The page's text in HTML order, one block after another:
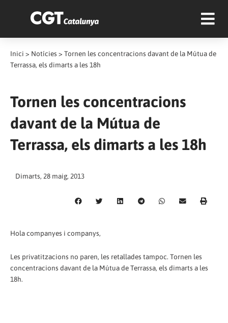
Inici > Notícies > Tornen les concentracions davant de la Mútua de
Terrassa, els dimarts a les 18h
Tornen les concentracions
davant de la Mútua de
Terrassa, els dimarts a les 18h
Dimarts, 28 maig, 2013
Hola companyes i companys,
Les privatitzacions no paren, les retallades tampoc. Tornen les
concentracions davant de la Mútua de Terrassa, els dimarts a les
18h.